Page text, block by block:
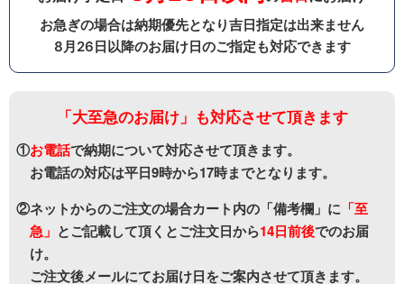
お急ぎの場合は納期優先となり吉日指定は出来ません
8月26日以降のお届け日のご指定も対応できます
「大至急のお届け」も対応させて頂きます
①お電話で納期について対応させて頂きます。
お電話の対応は平日9時から17時までとなります。
②ネットからのご注文の場合カート内の「備考欄」に 「至
急」 とご記載して頂くとご注文日から14日前後でのお届
け。
ご注文後メールにてお届け日をご案内させて頂きます。